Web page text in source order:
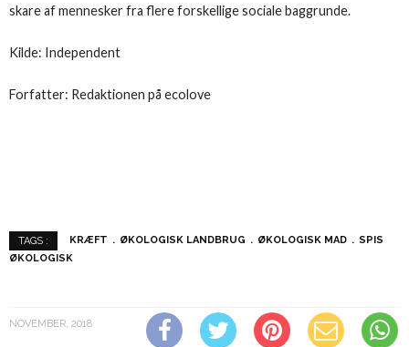
skare af mennesker fra flere forskellige sociale baggrunde.
Kilde: Independent
Forfatter: Redaktionen på ecolove
TAGS : KRÆFT ØKOLOGISK LANDBRUG ØKOLOGISK MAD
SPIS
ØKOLOGISK
NOVEMBER, 2018